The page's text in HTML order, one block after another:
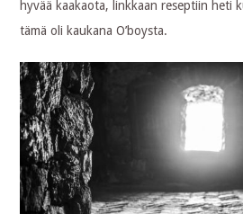
hyvää kaakaota, linkkaan reseptiin heti
tämä oli kaukana O’boysta.